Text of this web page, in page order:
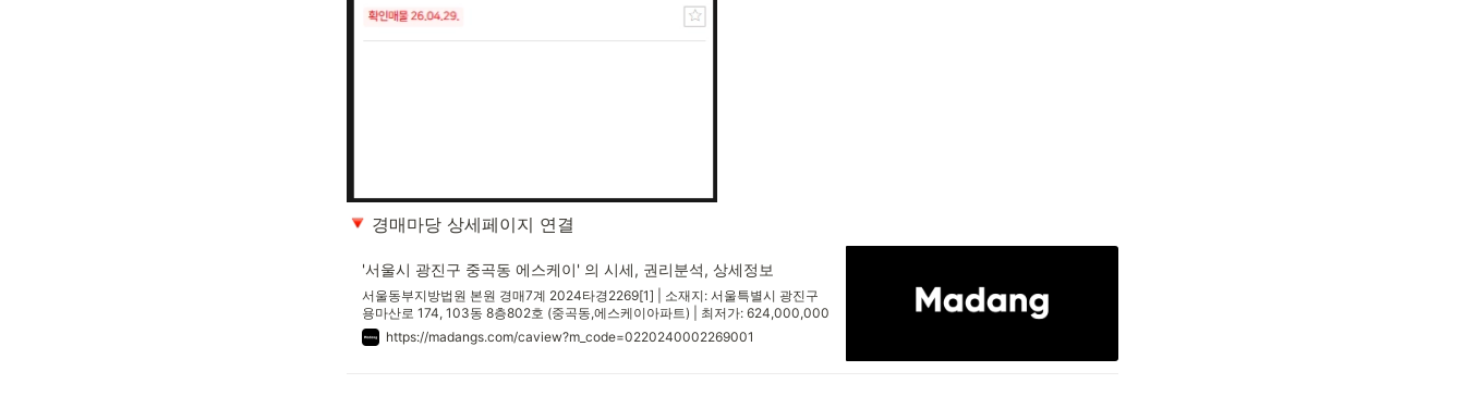
경매마당 상세페이지 연결
'서울시 광진구 중곡동 에스케이' 의 시세, 권리분석, 상세정보
서울동부지방법원 본원 경매7계 2024타경2269[1] | 소재지: 서울특별시 광진구
용마산로 174, 103동 8층802호 (중곡동,에스케이아파트) | 최저가: 624,000,000
원 | 용도: 아파트
https://madangs.com/caview?m_code=0220240002269001